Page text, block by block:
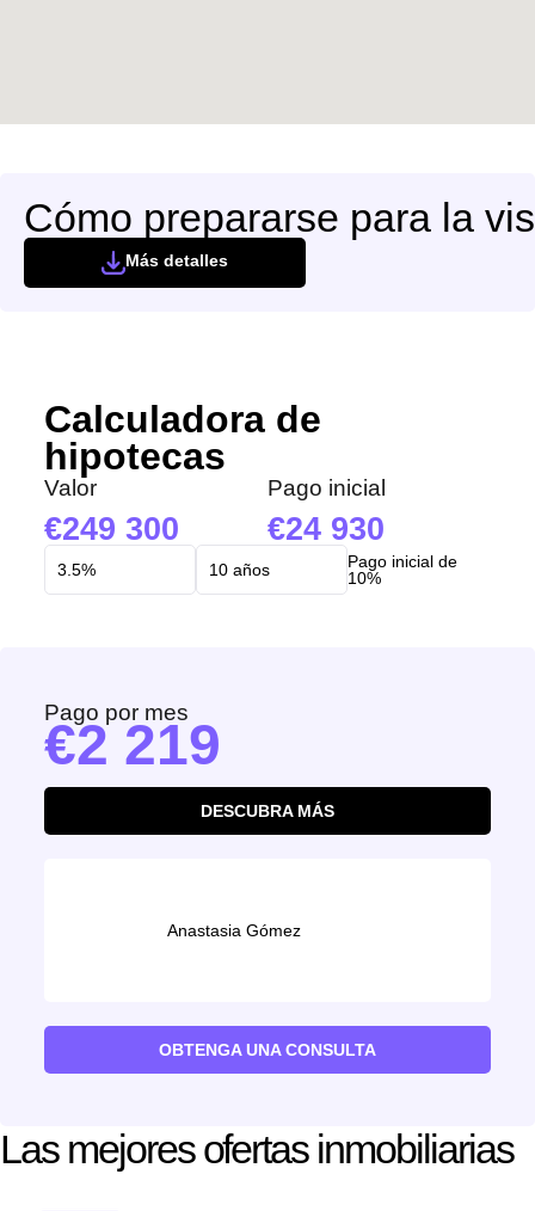
Cómo prepararse para la
Más detalles
Calculadora de
hipotecas
Valor
249 300
Pago inicial
24 930
Pago inicial de
10%
Pago por mes
2 219
DESCUBRA MÁS
Anastasia Gómez
OBTENGA UNA CONSULTA
Las mejores ofertas inmobiliarias